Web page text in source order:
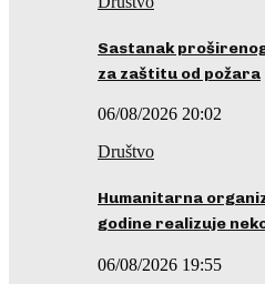
Sastanak
za zaštitu od požara
06/08/2026 20:02
Društvo
Humanitarna
godine realizuje
06/08/2026 19:55